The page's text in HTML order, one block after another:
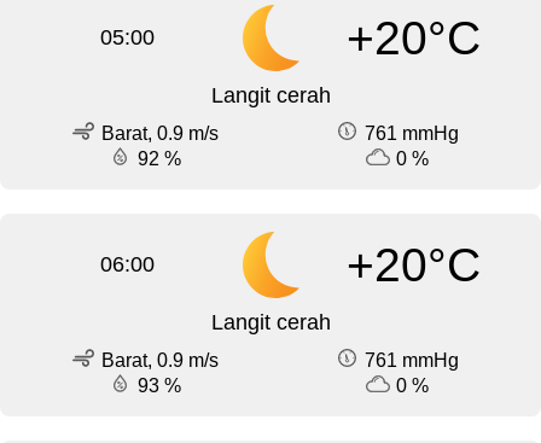
05:00 +20°C
Langit cerah
Barat, 0.9 m/s
761 mmHg
92 %
0 %
06:00 +20°C
Langit cerah
Barat, 0.9 m/s
761 mmHg
93 %
0 %